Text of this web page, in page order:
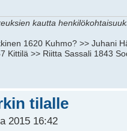
kautta
1620 Kuhmo? >> Juhani
Kittilä >> Riitta Sassali 1843
tilalle
2015 16:42